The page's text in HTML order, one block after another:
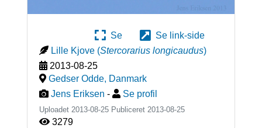
Se
Se link-side
Lille Kjove (Stercorarius longicaudus)
2013-08-25
Gedser Odde, Danmark
Jens Eriksen - Se profil
Uploadet 2013-08-25 Publiceret 2013-08-25
3279